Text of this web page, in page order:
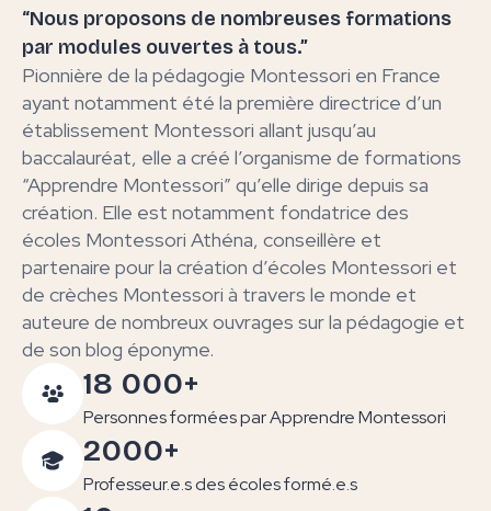
“Nous proposons de nombreuses formations
par modules ouvertes à tous.”
Pionnière de la pédagogie Montessori en France
ayant notamment été la première directrice d’un
établissement Montessori allant jusqu’au
baccalauréat, elle a créé l’organisme de formations
“Apprendre Montessori” qu’elle dirige depuis sa
création. Elle est notamment fondatrice des
écoles Montessori Athéna, conseillère et
partenaire pour la création d’écoles Montessori et
de crèches Montessori à travers le monde et
auteure de nombreux ouvrages sur la pédagogie et
de son blog éponyme.
18 000+
Personnes formées par Apprendre Montessori
2000+
Professeur.e.s des écoles formé.e.s